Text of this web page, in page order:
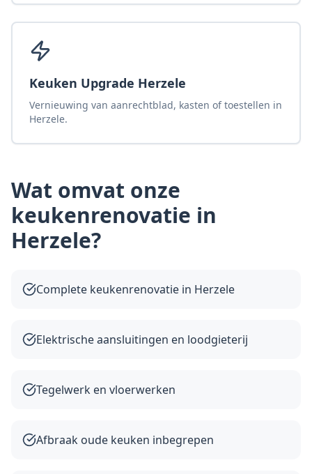
Keuken Upgrade Herzele
Vernieuwing van aanrechtblad, kasten of toestellen in
Herzele.
Wat omvat onze
keukenrenovatie in
Herzele?
Complete keukenrenovatie in Herzele
Elektrische aansluitingen en loodgieterij
Tegelwerk en vloerwerken
Afbraak oude keuken inbegrepen